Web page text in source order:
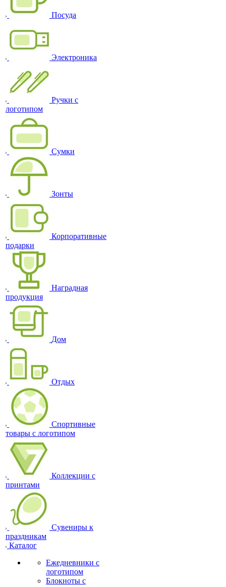
Посуда
Электроника
Ручки с
логотипом
Сумки
Зонты
Корпоративные
подарки
Наградная
продукция
Дом
Отдых
Спортивные
товары с логотипом
Коллекции с
принтами
Сувениры к
праздникам
Каталог
Ежедневники с
логотипом
Блокноты с